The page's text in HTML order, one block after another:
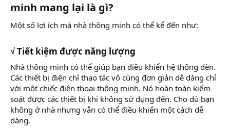
minh mang lại là gì?
Một số lợi ích mà nhà thông minh có thể kể đến như:
√ Tiết kiệm được năng lượng
Nhà thông minh có thể giúp bạn điều khiển hệ thống đèn.
Các thiết bị điện chỉ thao tác vô cùng đơn giản dễ dàng chỉ
với một chiếc điện thoại thông minh. Nó hoàn toàn kiểm
soát được các thiết bị khi không sử dụng đến. Cho dù bạn
không ở nhà nhưng vẫn có thể điều khiển một cách dễ
dàng.